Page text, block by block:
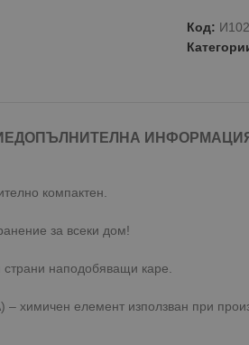
Код:
ДОПЪЛНИТЕЛНА
компактен.
за всеки дом!
наподобяващи каре.
елемент използван при